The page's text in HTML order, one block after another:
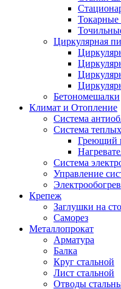
Токарные
Циркулярная
Бетономешалки
Климат и Отопление
Система
Система
Греющий
Система
Управление
Крепеж
Заглушки на
Саморез
Металлопрокат
Арматура
Балка
Круг стальной
Лист стальной
Отводы